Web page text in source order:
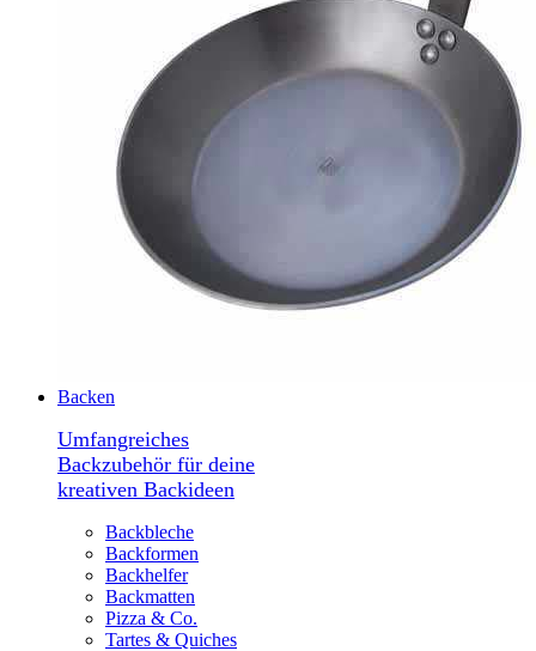
Backen
Umfangreiches
Backzubehör für deine
kreativen Backideen
Backbleche
Backformen
Backhelfer
Backmatten
Pizza & Co.
Tartes & Quiches